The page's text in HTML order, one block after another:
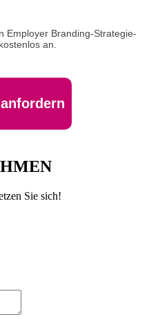
Employer Branding-Strategie-
an.
Sie sich!